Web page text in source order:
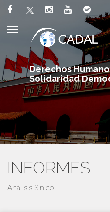
Derechos
Solidaridad
INFORMES
Análisis Sínico